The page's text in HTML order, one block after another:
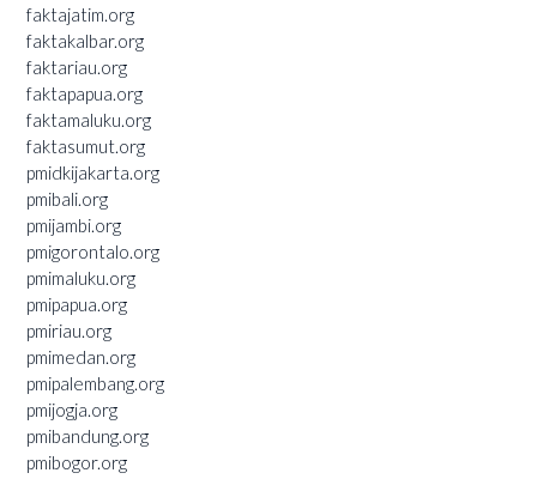
faktajatim.org
faktakalbar.org
faktariau.org
faktapapua.org
faktamaluku.org
faktasumut.org
pmidkijakarta.org
pmibali.org
pmijambi.org
pmigorontalo.org
pmimaluku.org
pmipapua.org
pmiriau.org
pmimedan.org
pmipalembang.org
pmijogja.org
pmibandung.org
pmibogor.org